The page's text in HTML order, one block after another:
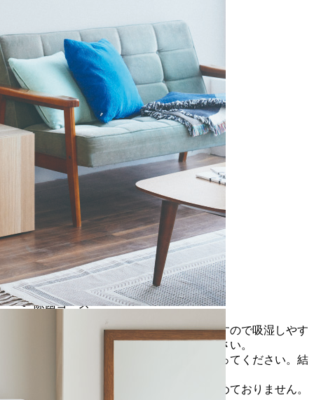
JZ-K40A(K)
選べる6コース
置き場所を選べる
コンパクト&
薄型設計
ケア乾燥
（自動/弱）
温度センサー付
シンプルな
タッチパネル式
らくらく
お手入れフィルター
除菌コース
※商品特性上、背面から水蒸気を排出しますので吸湿しやす
い素材のものは商品近傍に置かないでください。
※乾燥中ならびに運転後は十分に換気を行ってください。結
露の原因となります。
※オープン価格の商品は希望小売価格を定めておりません。